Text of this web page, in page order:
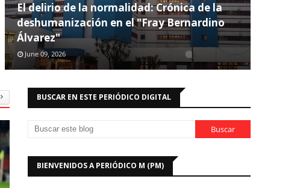
El delirio de la normalidad: Crónica de la
deshumanización en el "Fray Bernardino
Álvarez"
June 09, 2026
BUSCAR EN ESTE PERIÓDICO DIGITAL
BIENVENIDOS A PERIÓDICO M (PM)